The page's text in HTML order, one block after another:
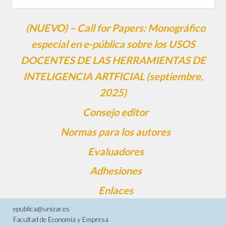
(NUEVO) – Call for Papers: Monográfico
especial en e-pública sobre los USOS
DOCENTES DE LAS HERRAMIENTAS DE
INTELIGENCIA ARTFICIAL (septiembre,
2025)
Consejo editor
Normas para los autores
Evaluadores
Adhesiones
Enlaces
epublica@unizar.es
Facultad de Economía y Empresa